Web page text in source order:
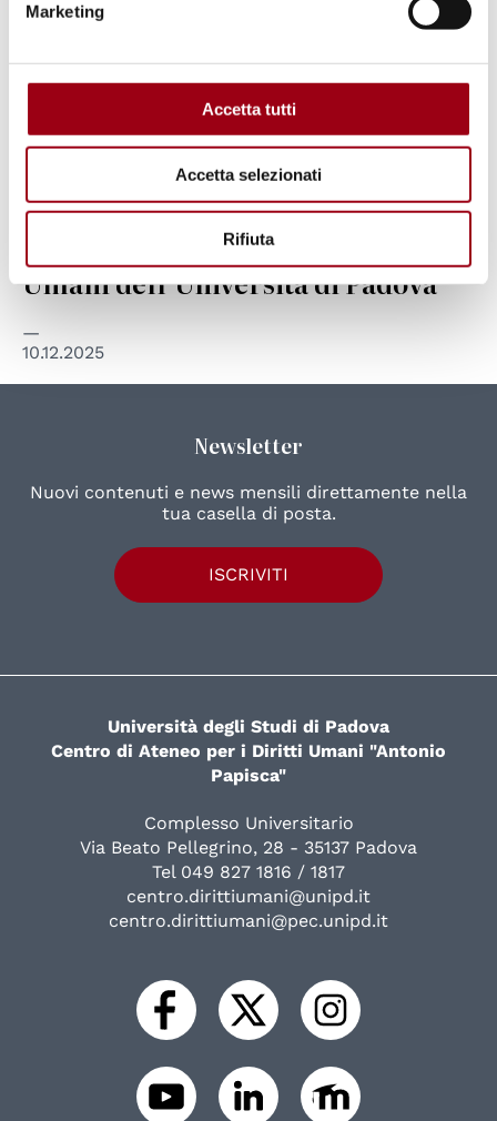
Marketing
Accetta tutti
Accetta selezionati
Rifiuta
SERVIZIO CIVILE
Appello all’azione per i diritti
umani dei Giovani in Servizio
Civile Universale al Centro Diritti
Umani dell’Università di Padova
10.12.2025
Newsletter
Nuovi contenuti e news mensili direttamente nella
tua casella di posta.
ISCRIVITI
Università degli Studi di Padova
Centro di Ateneo per i Diritti Umani "Antonio
Papisca"
Complesso Universitario
Via Beato Pellegrino, 28 - 35137 Padova
Tel 049 827 1816 / 1817
centro.dirittiumani@unipd.it
centro.dirittiumani@pec.unipd.it